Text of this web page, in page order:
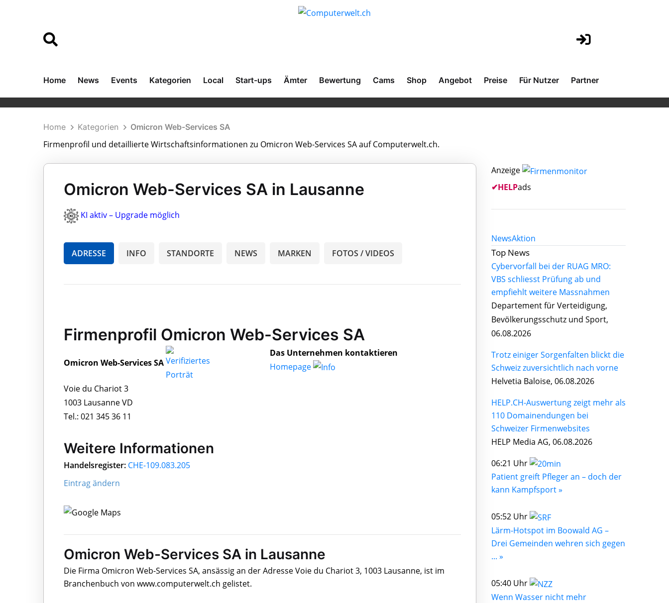
Home News Events Kategorien Local Start-ups Ämter Bewertung Cams Shop Angebot Preise Für Nutzer Partner
Home Kategorien Omicron Web-Services SA
Firmenprofil und detaillierte Wirtschaftsinformationen zu Omicron Web-Services SA auf Computerwelt.ch.
Omicron Web-Services SA in Lausanne
KI aktiv – Upgrade möglich
ADRESSE INFO STANDORTE NEWS MARKEN FOTOS / VIDEOS
Firmenprofil Omicron Web-Services SA
Omicron Web-Services SA
Voie du Chariot 3
1003 Lausanne VD
Tel.: 021 345 36 11
Das Unternehmen kontaktieren
Homepage
Weitere Informationen
Handelsregister: CHE-109.083.205
Eintrag ändern
Omicron Web-Services SA in Lausanne
Die Firma Omicron Web-Services SA, ansässig an der Adresse Voie du Chariot 3, 1003 Lausanne, ist im
Branchenbuch von www.computerwelt.ch gelistet.
Anzeige
✔HELPads
NewsAktion
Top News
Cybervorfall bei der RUAG MRO:
VBS schliesst Prüfung ab und
empfiehlt weitere Massnahmen
Departement für Verteidigung,
Bevölkerungsschutz und Sport,
06.08.2026
Trotz einiger Sorgenfalten blickt die
Schweiz zuversichtlich nach vorne
Helvetia Baloise, 06.08.2026
HELP.CH-Auswertung zeigt mehr als
110 Domainendungen bei
Schweizer Firmenwebsites
HELP Media AG, 06.08.2026
06:21 Uhr
Patient greift Pfleger an – doch der
kann Kampfsport »
05:52 Uhr
Lärm-Hotspot im Boowald AG –
Drei Gemeinden wehren sich gegen
... »
05:40 Uhr
Wenn Wasser nicht mehr